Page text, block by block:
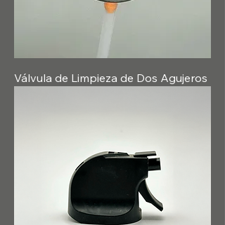
Válvula de Limpieza de Dos Agujeros